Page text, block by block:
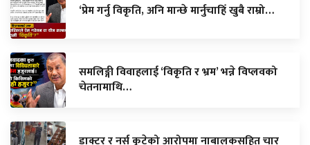
‘प्रेम गर्नु विकृति, अनि मान्छे मार्नुचाहिँ खुबै राम्रो…
समलिङ्गी विवाहलाई ‘विकृति र भ्रम’ भन्ने विप्लवको
चेतनामाथि…
डाक्टर र नर्स कुटेको आरोपमा नाबालकसहित चार